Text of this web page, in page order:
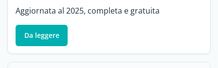
Aggiornata al 2025, completa e gratuita
Da leggere